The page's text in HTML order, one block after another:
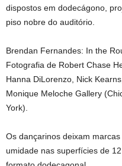
dispostos em dodecágono,
piso nobre do auditório.
Brendan Fernandes: In the
Fotografia de Robert Chase
Hanna DiLorenzo, Nick
Monique Meloche Gallery
York).
Os dançarinos deixam
umidade nas superfícies de